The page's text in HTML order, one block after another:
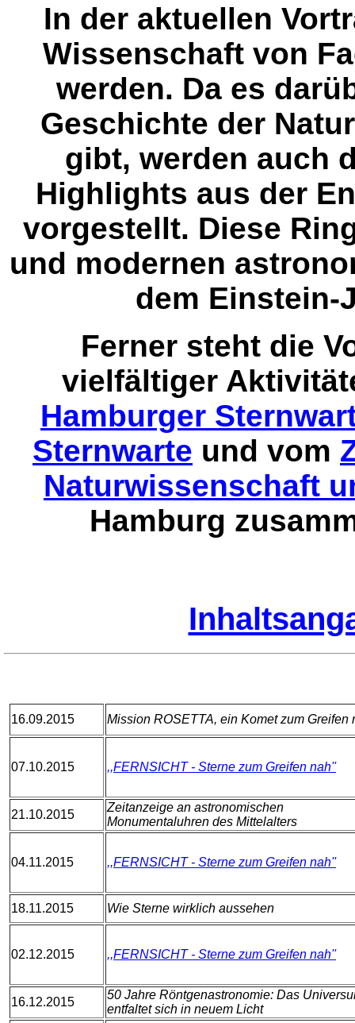
In der aktuellen
Wissenschaft von
werden. Da es
Geschichte der
gibt, werden auch
Highlights aus der
vorgestellt. Diese
und modernen
dem Einstein-
Ferner steht die
vielfältiger
Hamburger
Sternwarte und vom
Naturwissenschaft
Hamburg
16.09.2015 Mission ROSETTA, ein Komet zum Greifen
07.10.2015 ,,FERNSICHT - Sterne zum Greifen nah''
21.10.2015
Zeitanzeige an astronomischen
Monumentaluhren des Mittelalters
04.11.2015 ,,FERNSICHT - Sterne zum Greifen nah''
18.11.2015 Wie Sterne wirklich aussehen
02.12.2015 ,,FERNSICHT - Sterne zum Greifen nah''
16.12.2015
50 Jahre Röntgenastronomie: Das
entfaltet sich in neuem Licht